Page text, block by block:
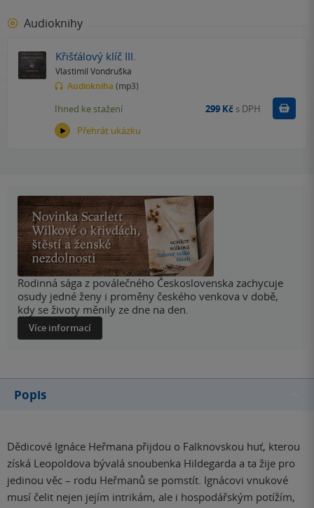
Audioknihy
Křišťálový klíč III.
Vlastimil Vondruška
Audiokniha (mp3)
Přehrát ukázku
Ihned ke stažení 299 Kč s DPH Koupit
Rodinná sága z poválečného Československa zachycuje
osudy jedné ženy i proměny českého venkova v době,
kdy se životy měnily ze dne na den.
Více informací
Popis
Dědicové Ignáce Heřmana přijdou o Falknovskou huť, kterou
získá Leopoldova bývalá snoubenka Hildegarda a ta žije pro
jedinou věc – rodu Heřmanů se pomstít. Ignácovi vnukové
musí čelit nejen jejím intrikám, ale i hospodářským potížím,